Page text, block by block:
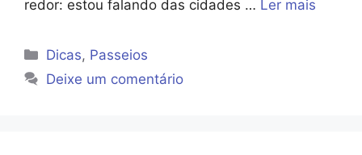
redor: estou falando das cidades … Ler mais
Categorias
Dicas, Passeios
Deixe um comentário